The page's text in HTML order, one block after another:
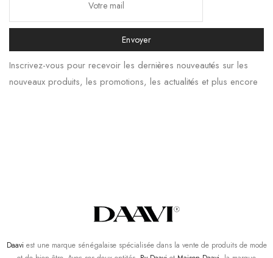
Envoyer
Inscrivez-vous pour recevoir les dernières nouveautés sur les
nouveaux produits, les promotions, les actualités et plus encore
Daavi est une marque sénégalaise spécialisée dans la vente de produits de mode